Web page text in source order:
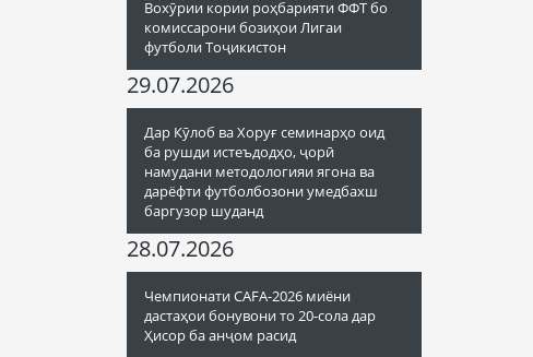
Вохӯрии кории роҳбарияти ФФТ бо
комиссарони бозиҳои Лигаи
футболи Тоҷикистон
29.07.2026
Дар Кӯлоб ва Хоруғ семинарҳо оид
ба рушди истеъдодҳо, ҷорӣ
намудани методологияи ягона ва
дарёфти футболбозони умедбахш
баргузор шуданд
28.07.2026
Чемпионати CAFA-2026 миёни
дастаҳои бонувони то 20-сола дар
Ҳисор ба анҷом расид